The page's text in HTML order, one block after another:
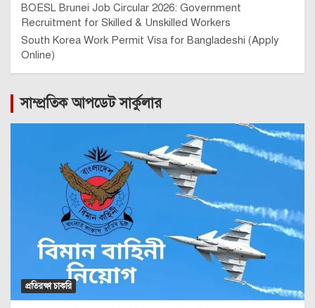
BOESL Brunei Job Circular 2026: Government
Recruitment for Skilled & Unskilled Workers
South Korea Work Permit Visa for Bangladeshi (Apply
Online)
সাম্প্রতিক আপডেট সার্কুলার
প্রতিরক্ষা চাকরি